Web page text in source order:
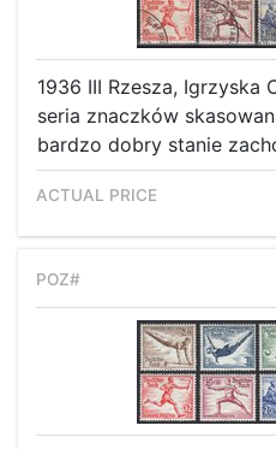
1936 III Rzesza, Igrzyska
seria znaczków
bardzo dobry stanie